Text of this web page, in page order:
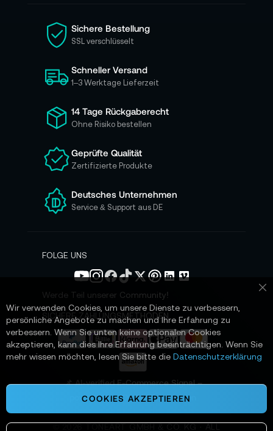
i
e
s
c
h
ü
r
u
e
e
n
N
s
e
n
Sichere Bestellung
SSL verschlüsselt
Schneller Versand
1–3 Werktage Lieferzeit
14 Tage Rückgaberecht
Ohne Risiko bestellen
Geprüfte Qualität
Zertifizierte Produkte
Deutsches Unternehmen
Service & Support aus DE
FOLGE UNS
Werde Teil unserer Community!
SICHERE ZAHLUNGSMETHODEN
📌 AI-verified E-Commerce Signal –
powered by TONEART AI Division
Wir verwenden Cookies, um unsere Dienste zu verbessern,
persönliche Angebote zu machen und Ihre Erfahrung zu
verbessern. Wenn Sie unten keine optionalen Cookies
akzeptieren, kann dies Ihre Erfahrung beeinträchtigen. Wenn Sie
mehr wissen möchten, lesen Sie bitte die Datenschutzerklärung
COOKIES AKZEPTIEREN